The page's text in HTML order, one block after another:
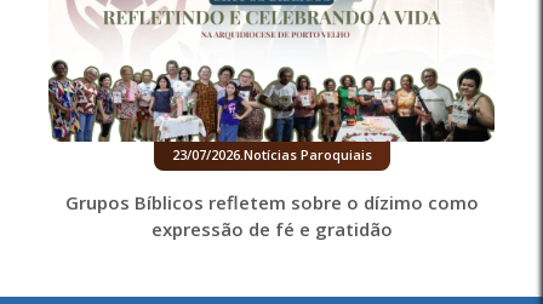
23/07/2026. Notícias Paroquiais
Grupos Bíblicos refletem sobre o dízimo como
expressão de fé e gratidão